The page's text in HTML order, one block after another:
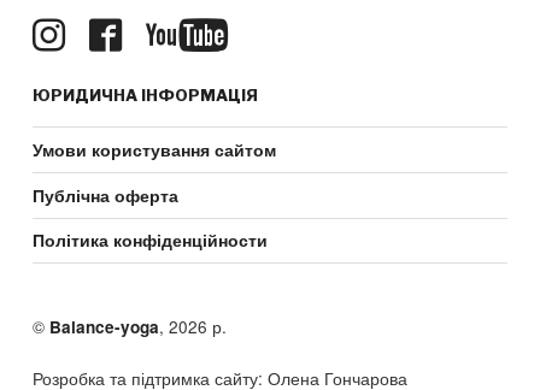
ЮРИДИЧНА ІНФОРМАЦІЯ
Умови користування сайтом
Публічна оферта
Політика конфіденційности
© Balance-yoga, 2026 р.
Розробка та підтримка сайту: Олена Гончарова